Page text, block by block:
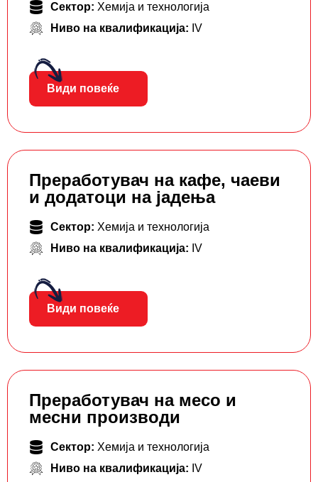
Сектор: Хемија и технологија
Ниво на квалификација: IV
Види повеќе
Преработувач на кафе, чаеви
и додатоци на јадења
Сектор: Хемија и технологија
Ниво на квалификација: IV
Види повеќе
Преработувач на месо и
месни производи
Сектор: Хемија и технологија
Ниво на квалификација: IV